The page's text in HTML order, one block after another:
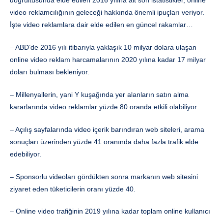
video reklamcılığının geleceği hakkında önemli ipuçları veriyor.
İşte video reklamlara dair elde edilen en güncel rakamlar…
– ABD’de 2016 yılı itibarıyla yaklaşık 10 milyar dolara ulaşan
online video reklam harcamalarının 2020 yılına kadar 17 milyar
doları bulması bekleniyor.
– Millenyallerin, yani Y kuşağında yer alanların satın alma
kararlarında video reklamlar yüzde 80 oranda etkili olabiliyor.
– Açılış sayfalarında video içerik barındıran web siteleri, arama
sonuçları üzerinden yüzde 41 oranında daha fazla trafik elde
edebiliyor.
– Sponsorlu videoları gördükten sonra markanın web sitesini
ziyaret eden tüketicilerin oranı yüzde 40.
– Online video trafiğinin 2019 yılına kadar toplam online kullanıcı